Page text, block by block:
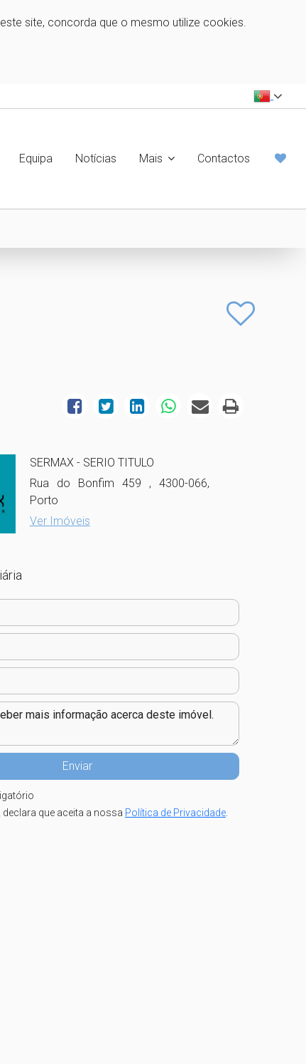
site, concorda que o mesmo utilize cookies.
Equipa Notícias Mais Contactos
SERMAX - SERIO TITULO
Rua do Bonfim 459 , 4300-066,
Porto
Ver Imóveis
que aceita a nossa Política de Privacidade